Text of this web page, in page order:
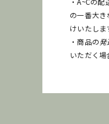
の一番大
けいたしま
・商品の発
いただく場